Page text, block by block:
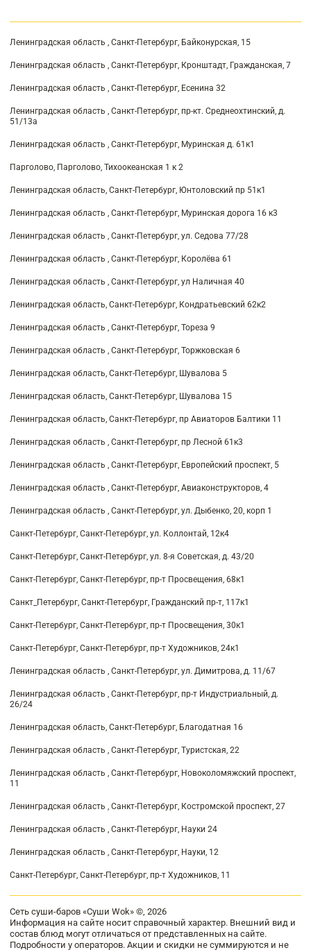
Ленинградская область , Санкт-Петербург, Байконурская, 15
Ленинградская область , Санкт-Петербург, Кронштадт, Гражданская, 7
Ленинградская область , Санкт-Петербург, Есенина 32
Ленинградская область , Санкт-Петербург, пр-кт. Среднеохтинский, д.
51/13а
Ленинградская область , Санкт-Петербург, Муринская д. 61к1
Парголово, Парголово, Тихоокеанская 1 к 2
Ленинградская область, Санкт-Петербург, Юнтоловский пр 51к1
Ленинградская область , Санкт-Петербург, Муринская дорога 16 к3
Ленинградская область , Санкт-Петербург, ул. Седова 77/28
Ленинградская область , Санкт-Петербург, Королёва 61
Ленинградская область , Санкт-Петербург, ул Наличная 40
Ленинградская область, Санкт-Петербург, Кондратьевский 62к2
Ленинградская область , Санкт-Петербург, Тореза 9
Ленинградская область , Санкт-Петербург, Торжковская 6
Ленинградская область, Санкт-Петербург, Шувалова 5
Ленинградская область, Санкт-Петербург, Шувалова 15
Ленинградская область, Санкт-Петербург, пр Авиаторов Балтики 11
Ленинградская область , Санкт-Петербург, пр Лесной 61к3
Ленинградская область , Санкт-Петербург, Европейский проспект, 5
Ленинградская область , Санкт-Петербург, Авиаконструкторов, 4
Ленинградская область , Санкт-Петербург, ул. Дыбенко, 20, корп 1
Санкт-Петербург, Санкт-Петербург, ул. Коллонтай, 12к4
Санкт-Петербург, Санкт-Петербург, ул. 8-я Советская, д. 43/20
Санкт-Петербург, Санкт-Петербург, пр-т Просвещения, 68к1
Санкт_Петербург, Санкт-Петербург, Гражданский пр-т, 117к1
Санкт-Петербург, Санкт-Петербург, пр-т Просвещения, 30к1
Санкт-Петербург, Санкт-Петербург, пр-т Художников, 24к1
Ленинградская область , Санкт-Петербург, ул. Димитрова, д. 11/67
Ленинградская область , Санкт-Петербург, пр-т Индустриальный, д.
26/24
Ленинградская область, Санкт-Петербург, Благодатная 16
Ленинградская область , Санкт-Петербург, Туристская, 22
Ленинградская область , Санкт-Петербург, Новоколомяжский проспект,
11
Ленинградская область , Санкт-Петербург, Костромской проспект, 27
Ленинградская область , Санкт-Петербург, Науки 24
Ленинградская область , Санкт-Петербург, Науки, 12
Санкт-Петербург, Санкт-Петербург, пр-т Художников, 11
Сеть суши-баров «Суши Wok» ©, 2026
Информация на сайте носит справочный характер. Внешний вид и
состав блюд могут отличаться от представленных на сайте.
Подробности у операторов. Акции и скидки не суммируются и не